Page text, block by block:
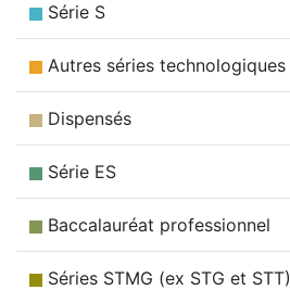
Série S
Autres séries technologiques
Dispensés
Série ES
Baccalauréat professionnel
Séries STMG (ex STG et STT)